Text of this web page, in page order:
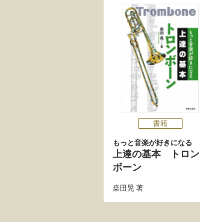
書籍
もっと音楽が好きになる
上達の基本 トロン
ボーン
桒田晃 著